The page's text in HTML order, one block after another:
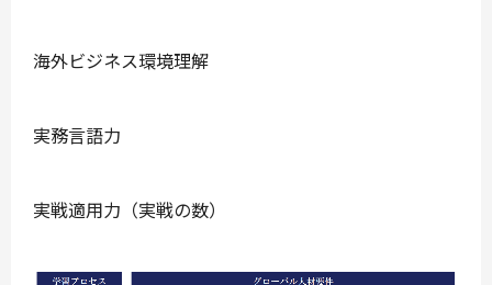
海外ビジネス環境理解
実務言語力
実戦適用力（実戦の数）